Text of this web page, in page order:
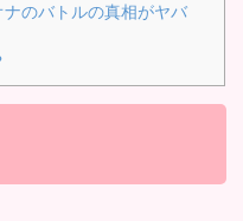
のバトルの真相がヤバ